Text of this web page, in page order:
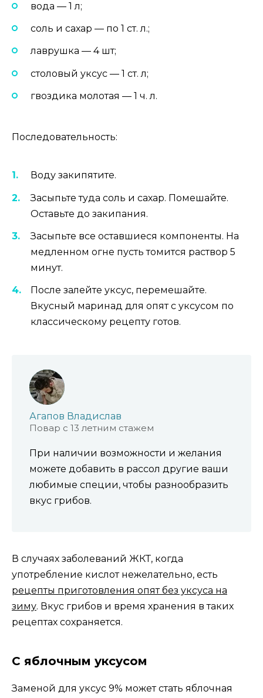
вода — 1 л;
соль и сахар — по 1 ст. л.;
лаврушка — 4 шт;
столовый уксус — 1 ст. л;
гвоздика молотая — 1 ч. л.
Последовательность:
Воду закипятите.
Засыпьте туда соль и сахар. Помешайте.
Оставьте до закипания.
Засыпьте все оставшиеся компоненты. На
медленном огне пусть томится раствор 5
минут.
После залейте уксус, перемешайте.
Вкусный маринад для опят с уксусом по
классическому рецепту готов.
Агапов Владислав
Повар с 13 летним стажем
При наличии возможности и желания
можете добавить в рассол другие ваши
любимые специи, чтобы разнообразить
вкус грибов.
В случаях заболеваний ЖКТ, когда
употребление кислот нежелательно, есть
рецепты приготовления опят без уксуса на
зиму. Вкус грибов и время хранения в таких
рецептах сохраняется.
С яблочным уксусом
Заменой для уксус 9% может стать яблочная